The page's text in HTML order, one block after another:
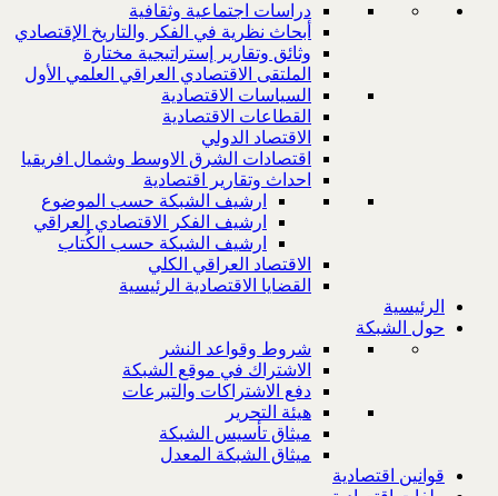
دراسات اجتماعية وثقافية
أبحاث نظرية في الفكر والتاريخ الإقتصادي
وثائق وتقارير إستراتيجية مختارة
الملتقى الاقتصادي العراقي العلمي الأول
السياسات الاقتصادية
القطاعات الاقتصادية
الاقتصاد الدولي
اقتصادات الشرق الاوسط وشمال افريقيا
احداث وتقارير اقتصادية
ارشيف الشبكة حسب الموضوع
ارشيف الفكر الاقتصادي العراقي
ارشيف الشبكة حسب الكُتاب
الاقتصاد العراقي الكلي
القضايا الاقتصادية الرئيسية
الرئيسية
حول الشبكة
شروط وقواعد النشر
الاشتراك في موقع الشبكة
دفع الاشتراكات والتبرعات
هيئة التحرير
ميثاق تأسيس الشبكة
ميثاق الشبكة المعدل
قوانين اقتصادية